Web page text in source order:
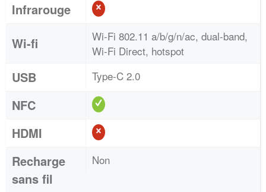
Infrarouge
Wi-fi
Wi-Fi 802.11 a/b/g/n/ac, dual-band,
Wi-Fi Direct, hotspot
USB Type-C 2.0
NFC
HDMI
Recharge
sans fil
Non